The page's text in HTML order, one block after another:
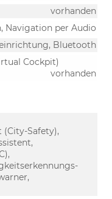
vorhanden
Navigation per Audio
Bluetooth
Cockpit)
vorhanden
(City-Safety),